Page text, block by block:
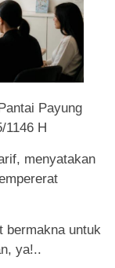
Payung
1146 H
menyatakan
bermakna untuk
ya!..